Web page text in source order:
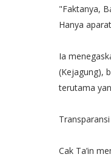
"Faktanya,
Hanya
Ia
(Kejagung),
terutama
Cak Ta’in